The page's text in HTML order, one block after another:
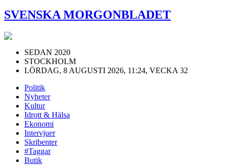
SVENSKA MORGONBLADET
SEDAN 2020
STOCKHOLM
LÖRDAG, 8 AUGUSTI 2026, 11:24, VECKA 32
Politik
Nyheter
Kultur
Idrott & Hälsa
Ekonomi
Intervjuer
Skribenter
#Taggar
Butik